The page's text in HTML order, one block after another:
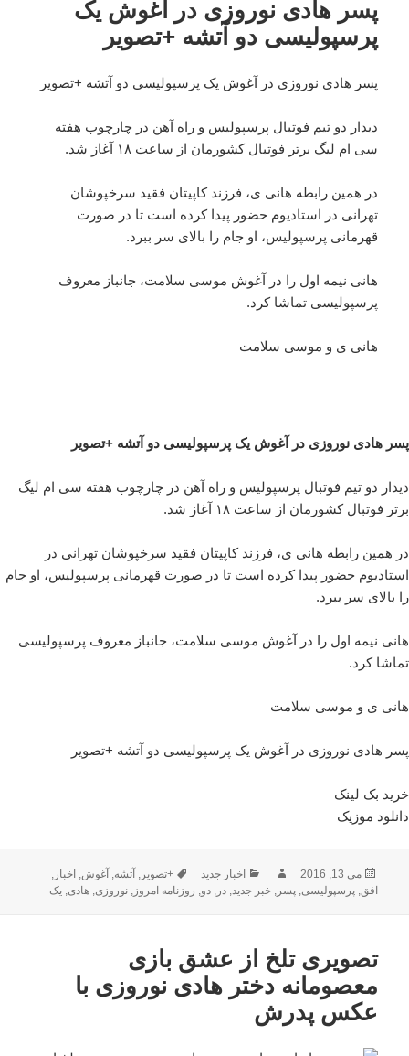
پسر هادی نوروزی در آغوش یک
پرسپولیسی دو آتشه +تصویر
پسر هادی نوروزی در آغوش یک پرسپولیسی دو آتشه +تصویر
دیدار دو تیم فوتبال پرسپولیس و راه آهن در چارچوب هفته
سی ام لیگ برتر فوتبال کشورمان از ساعت ۱۸ آغاز شد.
در همین رابطه هانی ی، فرزند کاپیتان فقید سرخپوشان
تهرانی در استادیوم حضور پیدا کرده است تا در صورت
قهرمانی پرسپولیس، او جام را بالای سر ببرد.
هانی نیمه اول را در آغوش موسی سلامت، جانباز معروف
پرسپولیسی تماشا کرد.
هانی ی و موسی سلامت
پسر هادی نوروزی در آغوش یک پرسپولیسی دو آتشه +تصویر
دیدار دو تیم فوتبال پرسپولیس و راه آهن در چارچوب هفته سی ام لیگ
برتر فوتبال کشورمان از ساعت ۱۸ آغاز شد.
در همین رابطه هانی ی، فرزند کاپیتان فقید سرخپوشان تهرانی در
استادیوم حضور پیدا کرده است تا در صورت قهرمانی پرسپولیس، او جام
را بالای سر ببرد.
هانی نیمه اول را در آغوش موسی سلامت، جانباز معروف پرسپولیسی
تماشا کرد.
هانی ی و موسی سلامت
پسر هادی نوروزی در آغوش یک پرسپولیسی دو آتشه +تصویر
خرید بک لینک
دانلود موزیک
ارسال
شده
می 13, 2016 نویسندهدسته‌ها
اخبار جدید برچسب‌ها
+تصویر ,آتشه ,آغوش ,اخبار
افق ,پرسپولیسی ,پسر ,خبر جدید ,در ,دو روزنامه امروز ,نوروزی ,هادی ,یک
تصویری تلخ از عشق بازی
معصومانه دختر هادی نوروزی با
عکس پدرش